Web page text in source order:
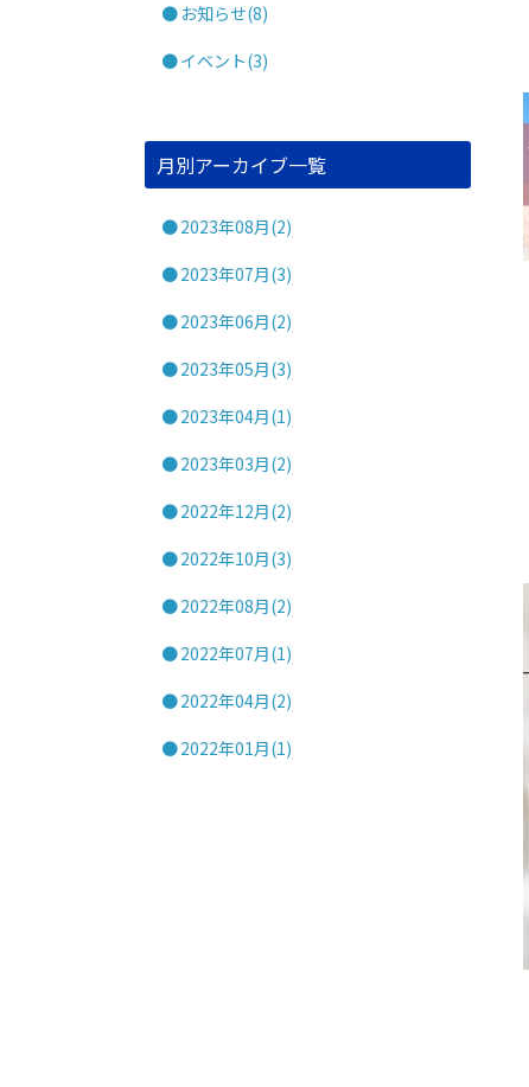
お知らせ(8)
イベント(3)
月別アーカイブ一覧
2023年08月(2)
2023年07月(3)
2023年06月(2)
2023年05月(3)
2023年04月(1)
2023年03月(2)
2022年12月(2)
2022年10月(3)
2022年08月(2)
2022年07月(1)
2022年04月(2)
2022年01月(1)